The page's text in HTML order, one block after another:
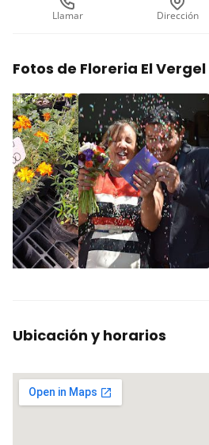
Llamar Dirección
Fotos de Floreria El Vergel
Ubicación y horarios